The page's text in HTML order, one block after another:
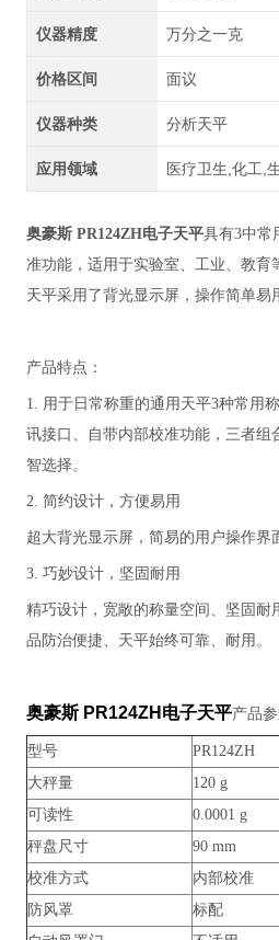
仪器精度 万分之一克
价格区间 面议
仪器种类 分析天平
应用领域 医疗卫生,化工,
奥豪斯 PR124ZH电子天平具有3中常
准功能，适用于实验室、工业、
天平采用了背光显示屏，操作简单易用
产品特点：
1. 用于日常称重的通用天平3种常用称
讯接口、自带内部校准功能，三者
智选择。
2. 简约设计，方便易用
超大背光显示屏，简易的用户操作界面
3. 巧妙设计，坚固耐用
精巧设计，宽敞的称量空间、坚固耐
品防治便捷、天平始终可靠、耐用。
奥豪斯 PR124ZH电子天平产品参
型号
PR124ZH
大秤量
120 g
可读性
0.0001 g
秤盘尺寸
90 mm
校准方式
内部校准
防风罩
标配